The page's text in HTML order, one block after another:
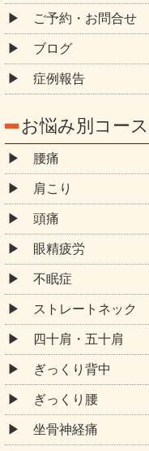
ご予約・お問合せ
ブログ
症例報告
お悩み別コー
腰痛
肩こり
頭痛
眼精疲労
不眠症
ストレートネック
四十肩・五十肩
ぎっくり背中
ぎっくり腰
坐骨神経痛